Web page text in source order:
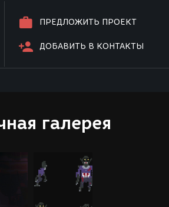
ПРЕДЛОЖИТЬ ПРОЕКТ
ДОБАВИТЬ В КОНТАКТЫ
галерея